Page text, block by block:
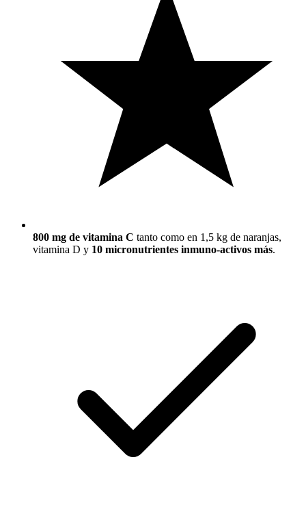
800 mg de vitamina C tanto como en 1,5 kg de naranjas,
vitamina D y 10 micronutrientes inmuno-activos más.